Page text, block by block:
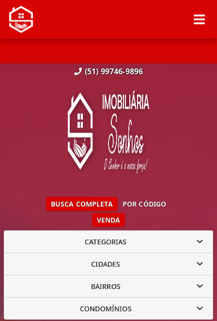
(51) 99746-9896
VENDA
BUSCA COMPLETA POR CÓDIGO
CATEGORIAS
CIDADES
BAIRROS
CONDOMÍNIOS